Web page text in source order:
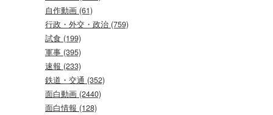
自作動画 (61)
行政・外交・政治 (759)
試食 (199)
軍事 (395)
速報 (233)
鉄道・交通 (352)
面白動画 (2440)
面白情報 (128)